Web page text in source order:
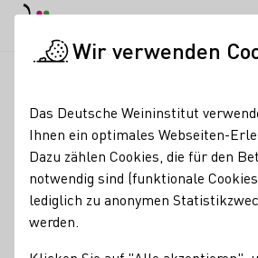
Drei
für Weinkönigin
Erdrich
Wir verwenden
Das Deutsche Weininstitut
Ihnen ein optimales Webseiten-
Dazu zählen Cookies, die für den
notwendig sind (funktionale
lediglich zu anonymen
werden.